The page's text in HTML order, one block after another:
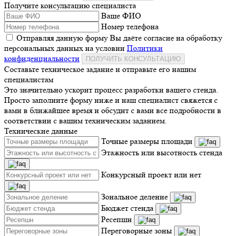
Получите консультацию специалиста
Ваше ФИО
Номер телефона
Отправляя данную форму Вы даёте согласие на обработку
персональных данных на условии Политики
конфиденциальности
ПОЛУЧИТЬ КОНСУЛЬТАЦИЮ
Составьте техническое задание и отправьте его нашим
специалистам
Это значительно ускорит процесс разработки вашего стенда.
Просто заполните форму ниже и наш специалист свяжется с
вами в ближайшее время и обсудит с вами все подробности в
соответствии с вашим техническим заданием.
Технические данные
Точные размеры площади
Этажность или высотность стенда
Конкурсный проект или нет
Зональное деление
Бюджет стенда
Ресепшн
Переговорные зоны